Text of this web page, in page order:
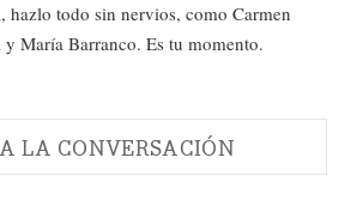
hazlo todo sin nervios, como Carmen
y María Barranco. Es tu momento.
LA CONVERSACIÓN